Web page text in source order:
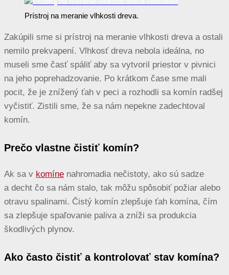
Prístroj na meranie vlhkosti dreva.
Zakúpili sme si prístroj na meranie vlhkosti dreva a ostali
nemilo prekvapení. Vlhkosť dreva nebola ideálna, no
museli sme časť spáliť aby sa vytvoril priestor v pivnici
na jeho poprehadzovanie. Po krátkom čase sme mali
pocit, že je znížený ťah v peci a rozhodli sa komín radšej
vyčistiť. Zistili sme, že sa nám nepekne zadechtoval
komín.
Prečo vlastne čistiť komín?
Ak sa v komíne nahromadia nečistoty, ako sú sadze
a decht čo sa nám stalo, tak môžu spôsobiť požiar alebo
otravu spalinami. Čistý komín zlepšuje ťah komína, čím
sa zlepšuje spaľovanie paliva a zníži sa produkcia
škodlivých plynov.
Ako často čistiť a kontrolovať stav komína?